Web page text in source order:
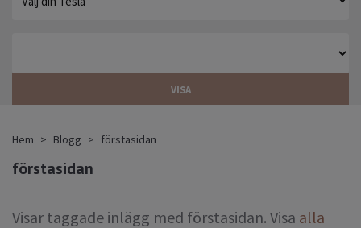
VISA
Hem Blogg förstasidan
förstasidan
Visar taggade inlägg med förstasidan. Visa alla